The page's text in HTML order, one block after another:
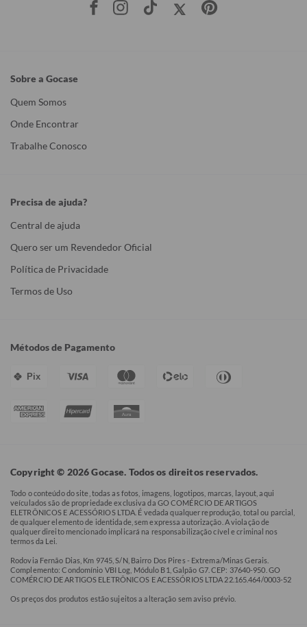
Sobre a Gocase
Quem Somos
Onde Encontrar
Trabalhe Conosco
Precisa de ajuda?
Central de ajuda
Quero ser um Revendedor Oficial
Política de Privacidade
Termos de Uso
Métodos de Pagamento
Pix
Copyright © 2026 Gocase. Todos os direitos reservados.
Todo o conteúdo do site, todas as fotos, imagens, logotipos, marcas, layout, aqui
veículados são de propriedade exclusiva da GO COMÉRCIO DE ARTIGOS
ELETRÔNICOS E ACESSÓRIOS LTDA. É vedada qualquer reprodução, total ou parcial,
de qualquer elemento de identidade, sem expressa autorização. A violação de
qualquer direito mencionado implicará na responsabilização cível e criminal nos
termos da Lei.
Rodovia Fernão Dias, Km 9745, S/N, Bairro Dos Pires - Extrema/Minas Gerais.
Complemento: Condomínio VBI Log, Módulo B1, Galpão G7. CEP: 37640-950. GO
COMÉRCIO DE ARTIGOS ELETRÔNICOS E ACESSÓRIOS LTDA 22.165.464/0003-52
Os preços dos produtos estão sujeitos a alteração sem aviso prévio.